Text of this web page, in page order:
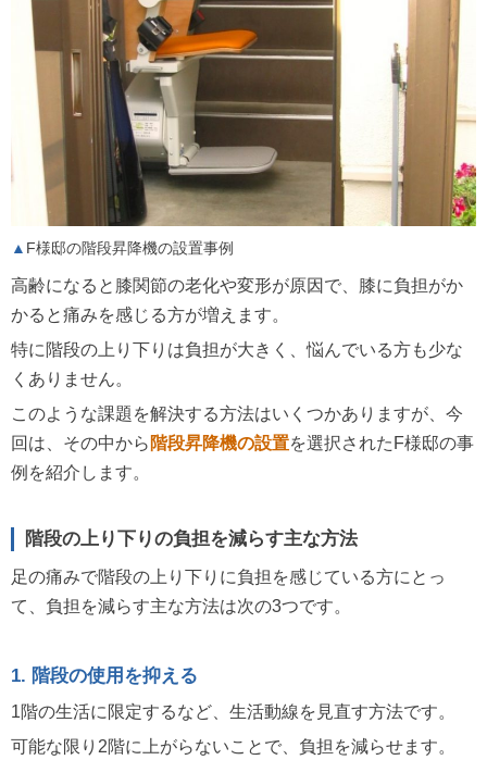
F様邸の階段昇降機の設置事例
高齢になると膝関節の老化や変形が原因で、膝に負担がか
かると痛みを感じる方が増えます。
特に階段の上り下りは負担が大きく、悩んでいる方も少な
くありません。
このような課題を解決する方法はいくつかありますが、今
回は、その中から 階段昇降機の設置を選択されたF様邸の事
例を紹介します。
階段の上り下りの負担を減らす主な方法
足の痛みで階段の上り下りに負担を感じている方にとっ
て、負担を減らす主な方法は次の3つです。
1. 階段の使用を抑える
1階の生活に限定するなど、生活動線を見直す方法です。
可能な限り2階に上がらないことで、負担を減らせます。